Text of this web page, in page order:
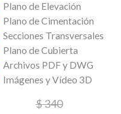
Plano de Elevación
Plano de Cimentación
Secciones Transversales
Plano de Cubierta
Archivos PDF y DWG
Imágenes y Vídeo 3D
$340
precio
precio